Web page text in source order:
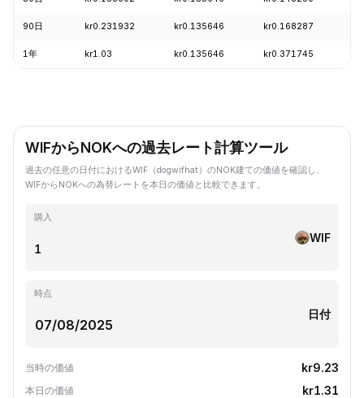
90日 kr0.231932 kr0.135646 kr0.168287
1年 kr1.03 kr0.135646 kr0.371745
WIFからNOKへの過去レート計算ツール
過去の任意の日付におけるWIF（dogwifhat）のNOK建ての価値を確認し、
WIFからNOKへの為替レートを本日の価値と比較できます。
購入
WIF
時点
日付
当時の価値 kr9.23
本日の価値 kr1.31